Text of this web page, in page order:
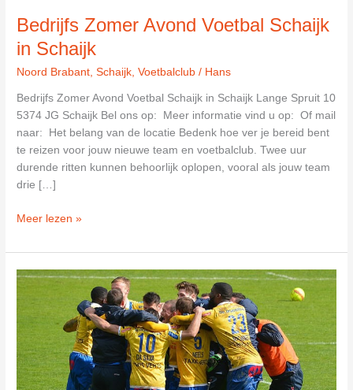
Bedrijfs Zomer Avond Voetbal Schaijk
in Schaijk
Noord Brabant ,Schaijk ,Voetbalclub / Hans
Bedrijfs Zomer Avond Voetbal Schaijk in Schaijk Lange Spruit 10
5374 JG Schaijk Bel ons op: Meer informatie vind u op: Of mail
naar: Het belang van de locatie Bedenk hoe ver je bereid bent
te reizen voor jouw nieuwe team en voetbalclub. Twee uur
durende ritten kunnen behoorlijk oplopen, vooral als jouw team
drie […]
Bedrijfs
Avond
Voetbal
Schaijk
Schaijk
Meer lezen »